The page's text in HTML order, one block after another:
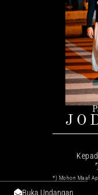
*) Mohon Maaf
Buka Undangan